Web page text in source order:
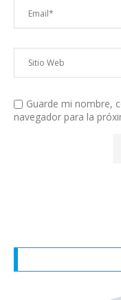
Guarde mi nombre,
navegador para la